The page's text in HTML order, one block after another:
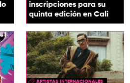
inscripciones para su
quinta edición en Cali
ARTISTAS INTERNACIONALES